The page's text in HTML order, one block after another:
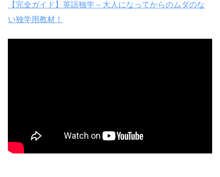
【完全ガイド】英語独学 – 大人になってからのムダのな
い独学用教材！